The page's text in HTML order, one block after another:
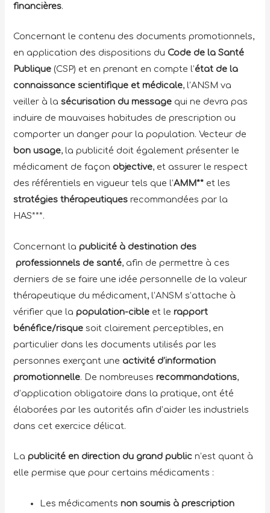
financières.
Concernant le contenu des documents promotionnels,
en application des dispositions du Code de la Santé
Publique (CSP) et en prenant en compte l’état de la
connaissance scientifique et médicale, l’ANSM va
veiller à lasécurisation du message qui ne devra pas
induire de mauvaises habitudes de prescription ou
comporter un danger pour la population. Vecteur de
bon usage, la publicité doit également présenter le
médicament de façon objective, et assurer le respect
des référentiels en vigueur tels que l’AMM** et les
stratégies thérapeutiques recommandées par la
HAS***.
Concernant lapublicité à destination des
professionnels de santé, afin de permettre à ces
derniers de se faire une idée personnelle de la valeur
thérapeutique du médicament, l’ANSM s’attache à
vérifier que lapopulation-cible et lerapport
bénéfice/risque soit clairement perceptibles, en
particulier dans les documents utilisés par les
personnes exerçant une activité d’information
promotionnelle. De nombreusesrecommandations,
d’application obligatoire dans la pratique, ont été
élaborées par les autorités afin d’aider les industriels
dans cet exercice délicat.
Lapublicité en direction du grand public n’est quant à
elle permise que pour certains médicaments :
Les médicamentsnon soumis à prescription